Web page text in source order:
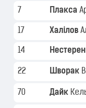
7 Плакса
17 Халілов
14
22 Шворак
70 Дайк